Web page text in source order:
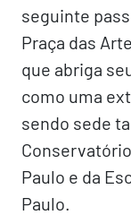
seguinte
Praça das
que abriga
como uma
sendo sede
Paulo e da
Paulo.